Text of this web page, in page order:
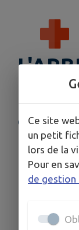
Cette fiche
Ce site
un petit
lors de la
Pour en
de gestion